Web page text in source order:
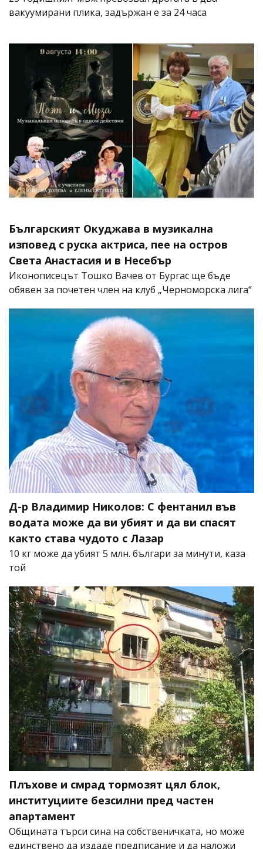
вакуумирани плика, задържан е за 24 часа
Българският Окуджава в музикална
изповед с руска актриса, пее на остров
Света Анастасия и в Несебър
Иконописецът Тошко Вачев от Бургас ще бъде
обявен за почетен член на клуб „Черноморска лига“
Д-р Владимир Николов: С фентанил във
водата може да ви убият и да ви спасят
както става чудото с Лазар
10 кг може да убият 5 млн. българи за минути, каза
той
Плъхове и смрад тормозят цял блок,
институциите безсилни пред частен
апартамент
Общината търси сина на собственичката, но може
единствено да издаде предписание и да наложи